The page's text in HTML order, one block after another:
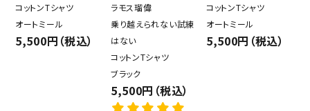
コットンTシャツ
オートミール
5,500円（税込）
ラモス瑠偉
乗り越えられない試練
はない
コットンTシャツ
ブラック
5,500円（税込）
コットンTシャツ
オートミール
5,500円（税込）